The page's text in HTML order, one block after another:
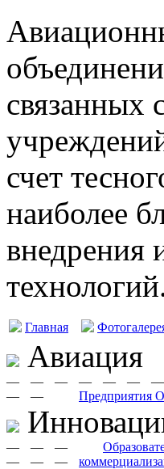
связанных
счет
наиболее
внедрения
Главная
Авиация
— — — — — —
—
Предприятия
— —
— —
—
— — —